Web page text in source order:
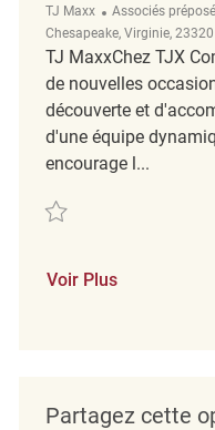
TJ Maxx Catégorie
Associés
Chesapeake, Virginie, 23320
TJ MaxxChez TJX
de nouvelles
découverte et
d'une équipe
encourage l...
Sauvegarder Part-Time
Voir Plus
Partagez cette